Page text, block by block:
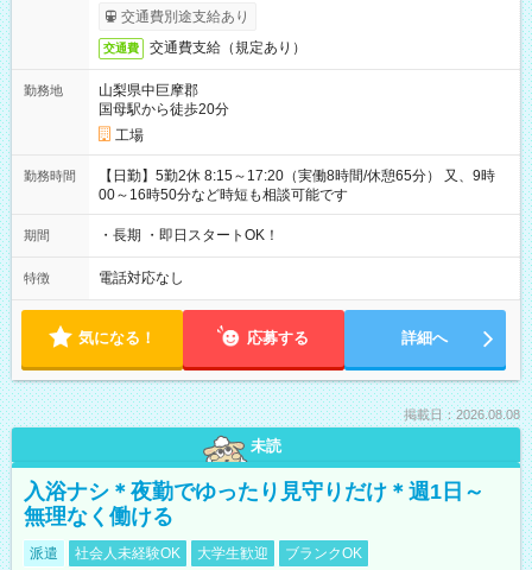
交通費別途支給あり
交通費 交通費支給（規定あり）
勤務地
山梨県中巨摩郡
国母駅から徒歩20分
工場
勤務時間
【日勤】5勤2休 8:15～17:20（実働8時間/休憩65分） 又、9時
00～16時50分など時短も相談可能です
期間 ・長期 ・即日スタートOK！
特徴 電話対応なし
気になる！ 応募する 詳細へ
掲載日：2026.08.08
未読
入浴ナシ＊夜勤でゆったり見守りだけ＊週1日～
無理なく働ける
派遣 社会人未経験OK 大学生歓迎
ブランクOK